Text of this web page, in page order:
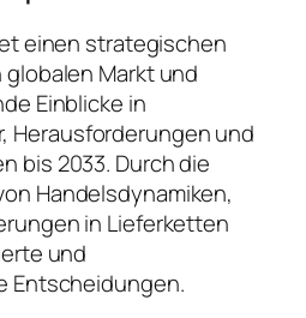
einen strategischen
Markt und
Einblicke in
Herausforderungen und
bis 2033. Durch die
Handelsdynamiken,
in Lieferketten
und
Entscheidungen.